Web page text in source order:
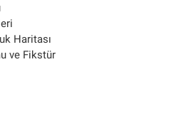
Haritası
ve Fikstür